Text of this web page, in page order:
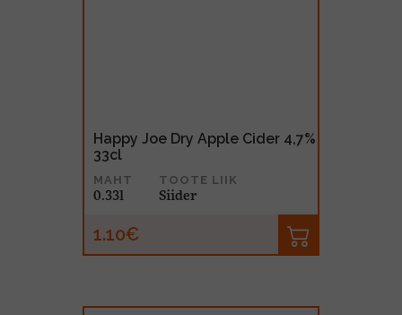
Happy Joe Dry Apple Cider 4,7%
33cl
MAHT
0.33l
TOOTE LIIK
Siider
1.10€